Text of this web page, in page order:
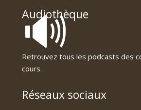
Audiothèque
🔊
Retrouvez tous les podcasts des
cours.
Réseaux sociaux